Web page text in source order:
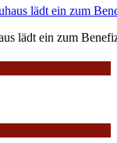
lädt ein zum